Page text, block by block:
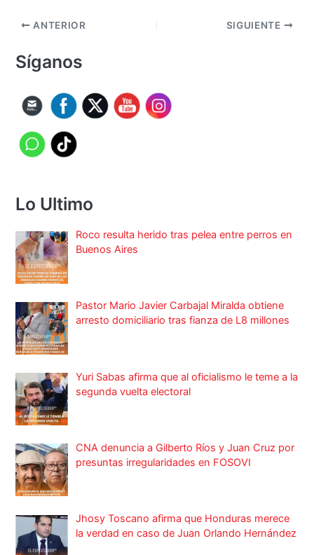
ANTERIOR SIGUIENTE
Síganos
Lo Ultimo
Roco resulta herido tras pelea entre perros en
Buenos Aires
Pastor Mario Javier Carbajal Miralda obtiene
arresto domiciliario tras fianza de L8 millones
Yuri Sabas afirma que al oficialismo le teme a la
segunda vuelta electoral
CNA denuncia a Gilberto Ríos y Juan Cruz por
presuntas irregularidades en FOSOVI
Jhosy Toscano afirma que Honduras merece
la verdad en caso de Juan Orlando Hernández